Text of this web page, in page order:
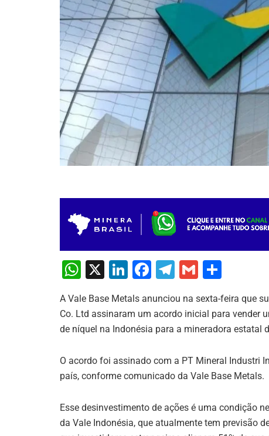
W
at
s
p
p
X
Li
k
e
n
F
c
e
o
o
k
T
e
gr
m
G
ai
l
ar
e
A Vale Base Metals anunciou na sexta-feira que
Co. Ltd assinaram um acordo inicial para vender
de níquel na Indonésia para a mineradora estatal
O acordo foi assinado com a PT Mineral Industri
país, conforme comunicado da Vale Base Metals.
Esse desinvestimento de ações é uma condição
da Vale Indonésia, que atualmente tem previsão